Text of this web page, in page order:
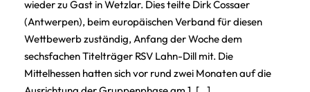
wieder zu Gast in Wetzlar. Dies teilte Dirk Cossaer
(Antwerpen), beim europäischen Verband für diesen
Wettbewerb zuständig, Anfang der Woche dem
sechsfachen Titelträger RSV Lahn-Dill mit. Die
Mittelhessen hatten sich vor rund zwei Monaten auf die